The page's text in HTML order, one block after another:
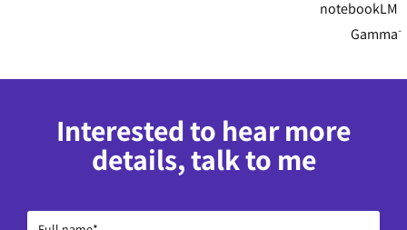
notebookLM
Gammaֿ
Interested to hear more
details, talk to me